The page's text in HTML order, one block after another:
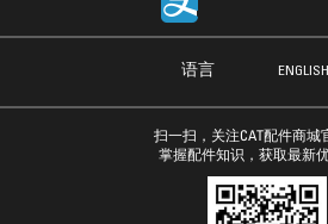
语言 ENGLISH
扫一扫，关注CAT配件商城
掌握配件知识，获取最新